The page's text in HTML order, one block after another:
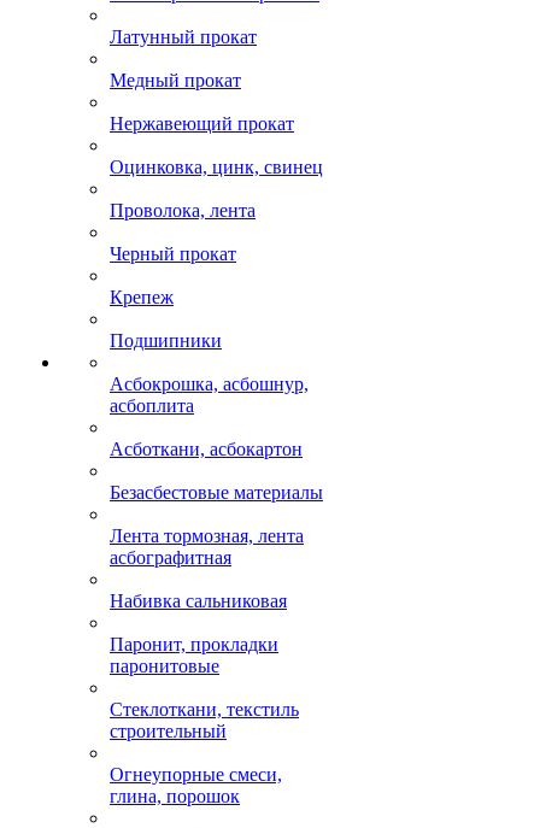
Латунный прокат
Медный прокат
Нержавеющий прокат
Оцинковка, цинк, свинец
Проволока, лента
Черный прокат
Крепеж
Подшипники
Асбокрошка, асбошнур,
асбоплита
Асботкани, асбокартон
Безасбестовые материалы
Лента тормозная, лента
асбографитная
Набивка сальниковая
Паронит, прокладки
паронитовые
Стеклоткани, текстиль
строительный
Огнеупорные смеси,
глина, порошок